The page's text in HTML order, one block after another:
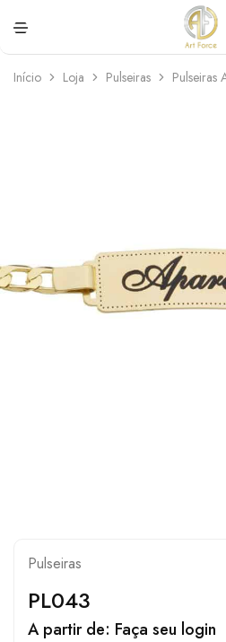
Force
personalizadas
Início Loja Pulseiras Pulseiras
Pulseiras
PL043
A partir de: Faça seu login